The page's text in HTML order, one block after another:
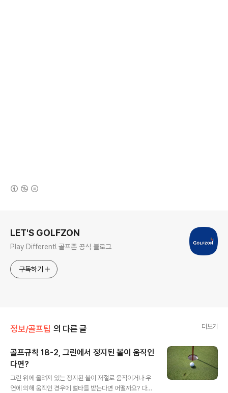
LET'S GOLFZON
Play Different! 골프존 공식 블로그
구독하기
정보/골프팁 의 다른 글 더보기
골프규칙 18-2, 그린에서 정지된 볼이 움직인
다면?
그린 위에 올려져 있는 정지된 볼이 저절로 움직이거나 우
연에 의해 움직인 경우에 벌타를 받는다면 어떨까요? 다소